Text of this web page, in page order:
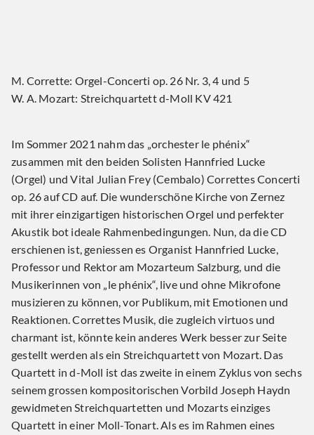
M. Corrette: Orgel-Concerti op. 26 Nr. 3, 4 und 5
W. A. Mozart: Streichquartett d-Moll KV 421
Im Sommer 2021 nahm das „orchester le phénix“
zusammen mit den beiden Solisten Hannfried Lucke
(Orgel) und Vital Julian Frey (Cembalo) Correttes Concerti
op. 26 auf CD auf. Die wunderschöne Kirche von Zernez
mit ihrer einzigartigen historischen Orgel und perfekter
Akustik bot ideale Rahmenbedingungen. Nun, da die CD
erschienen ist, geniessen es Organist Hannfried Lucke,
Professor und Rektor am Mozarteum Salzburg, und die
Musikerinnen von „le phénix“, live und ohne Mikrofone
musizieren zu können, vor Publikum, mit Emotionen und
Reaktionen. Correttes Musik, die zugleich virtuos und
charmant ist, könnte kein anderes Werk besser zur Seite
gestellt werden als ein Streichquartett von Mozart. Das
Quartett in d-Moll ist das zweite in einem Zyklus von sechs
seinem grossen kompositorischen Vorbild Joseph Haydn
gewidmeten Streichquartetten und Mozarts einziges
Quartett in einer Moll-Tonart. Als es im Rahmen eines